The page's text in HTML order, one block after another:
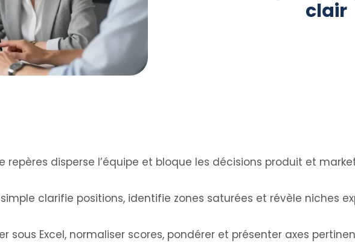
clair
repères disperse l’équipe et bloque les décisions produit et
clarifie positions, identifie zones saturées et révèle niches
sous Excel, normaliser scores, pondérer et présenter axes